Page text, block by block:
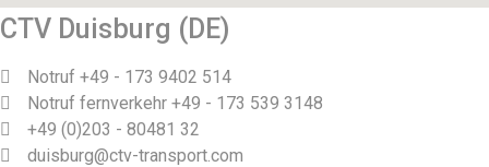
CTV Duisburg (DE)
Notruf +49 - 173 9402 514
Notruf fernverkehr +49 - 173 539 3148
+49 (0)203 - 80481 32
duisburg@ctv-transport.com